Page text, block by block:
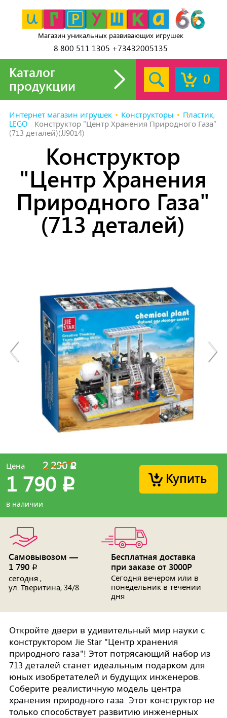
Магазин уникальных развивающих игрушек
8 800 511 1305 +73432005135
0
Каталог
продукции
Интернет магазин игрушек Конструкторы
Пластик,
LEGO
Конструктор "Центр Хранения Природного Газа"
(713 деталей)(JJ9014)
Конструктор
"Центр Хранения
Природного Газа"
(713 деталей)
Купить
2 290p
Цена
1 790 p
в наличии
Самовывозом —
1 790 p
сегодня ,
ул. Тверитина, 34/8
Бесплатная доставка
при заказе от 3000Р
Сегодня вечером или в
понедельник в течении
дня
Откройте двери в удивительный мир науки с
конструктором Jie Star "Центр хранения
природного газа"! Этот потрясающий набор из
713 деталей станет идеальным подарком для
юных изобретателей и будущих инженеров.
Соберите реалистичную модель центра
хранения природного газа. Этот конструктор не
только способствует развитию инженерных